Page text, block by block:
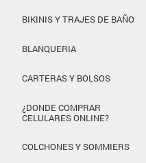
BIKINIS Y TRAJES DE BAÑO
BLANQUERIA
CARTERAS Y BOLSOS
¿DONDE COMPRAR
CELULARES ONLINE?
COLCHONES Y SOMMIERS